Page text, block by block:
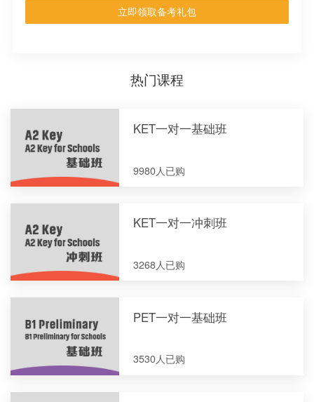
立即领取备考礼包
热门课程
KET一对一基础班
9980人已购
KET一对一冲刺班
3268人已购
PET一对一基础班
3530人已购